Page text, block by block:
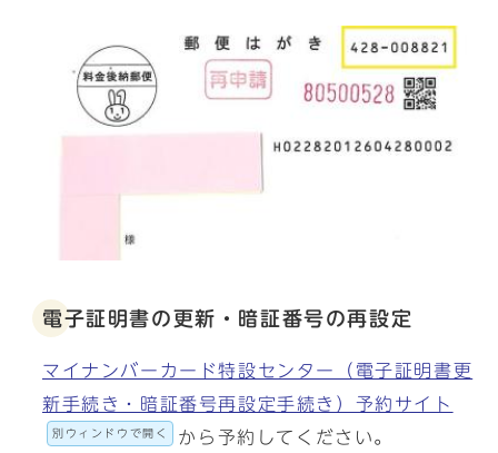
電子証明書の更新・暗証番号の再設定
マイナンバーカード特設センター（電子証明書更
新手続き・暗証番号再設定手続き）予約サイト
別ウィンドウで開く から予約してください。